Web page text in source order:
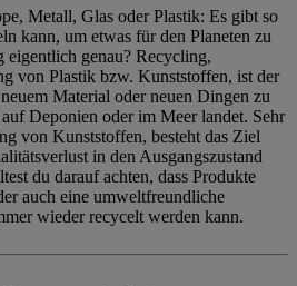
Metall, Glas oder Plastik: Es gibt so
kann, um etwas für den Planeten zu
genau? Recycling,
von Plastik bzw. Kunststoffen, ist der
Material oder neuen Dingen zu
Deponien oder im Meer landet. Sehr
von Kunststoffen, besteht das Ziel
in den Ausgangszustand
du darauf achten, dass Produkte
auch eine umweltfreundliche
wieder recycelt werden kann.